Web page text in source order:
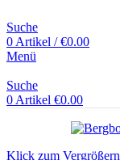
Suche
0 Artikel / €0.00
Menü
Suche
0 Artikel €0.00
Klick zum Vergrößern